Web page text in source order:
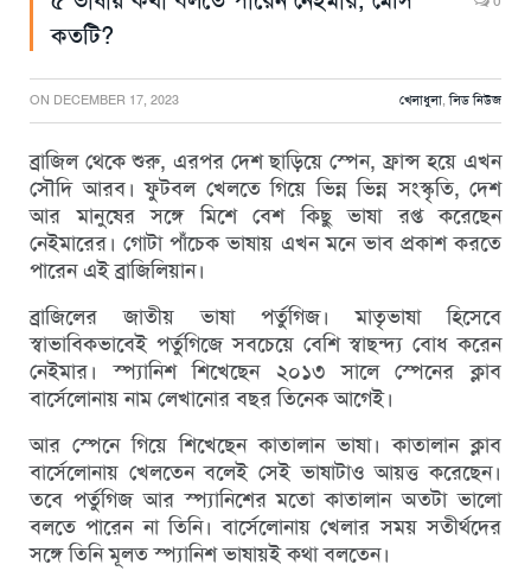
কতটি?
ON DECEMBER 17, 2023 খেলাধুলা,লিড নিউজ
ব্রাজিল থেকে শুরু, এরপর দেশ ছাড়িয়ে স্পেন, ফ্রান্স হয়ে এখন
সৌদি আরব। ফুটবল খেলতে গিয়ে ভিন্ন ভিন্ন সংস্কৃতি, দেশ
আর মানুষের সঙ্গে মিশে বেশ কিছু ভাষা রপ্ত করেছেন
নেইমারের। গোটা পাঁচেক ভাষায় এখন মনে ভাব প্রকাশ করতে
পারেন এই ব্রাজিলিয়ান।
ব্রাজিলের জাতীয় ভাষা পর্তুগিজ। মাতৃভাষা হিসেবে
স্বাভাবিকভাবেই পর্তুগিজে সবচেয়ে বেশি স্বাছন্দ্য বোধ করেন
নেইমার। স্প্যানিশ শিখেছেন ২০১৩ সালে স্পেনের ক্লাব
বার্সেলোনায় নাম লেখানোর বছর তিনেক আগেই।
আর স্পেনে গিয়ে শিখেছেন কাতালান ভাষা। কাতালান ক্লাব
বার্সেলোনায় খেলতেন বলেই সেই ভাষাটাও আয়ত্ত করেছেন।
তবে পর্তুগিজ আর স্প্যানিশের মতো কাতালান অতটা ভালো
বলতে পারেন না তিনি। বার্সেলোনায় খেলার সময় সতীর্থদের
সঙ্গে তিনি মূলত স্প্যানিশ ভাষায়ই কথা বলতেন।